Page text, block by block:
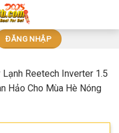
ĐĂNG NHẬP
Lạnh Reetech Inverter 1.5
Hảo Cho Mùa Hè Nóng